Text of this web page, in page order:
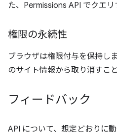
た、Permissions API でクエリ
権限の永続性
ブラウザは権限付与を保持し
のサイト情報から取り消すこ
フィードバック
API について、想定どおりに